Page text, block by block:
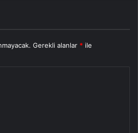
Gerekli alanlar * ile